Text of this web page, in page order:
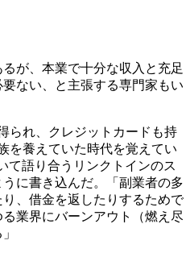
が、本業で十分な収入と充足
ない、と主張する専門家もい
られ、クレジットカードも持
を養えていた時代を覚えてい
て語り合うリンクトインのス
に書き込んだ。「副業者の多
、借金を返したりするためで
業界にバーンアウト（燃え尽